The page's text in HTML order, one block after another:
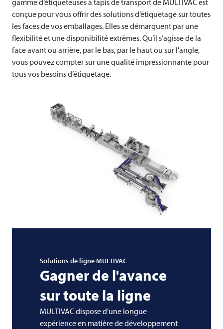
conçue pour vous offrir des solutions d’étiquetage sur toutes
les faces de vos emballages. Elles se démarquent par une
flexibilité et une disponibilité extrêmes. Qu’il s’agisse de la
face avant ou arrière, par le bas, par le haut ou sur l'angle,
vous pouvez compter sur une qualité impressionnante pour
tous vos besoins d’étiquetage.
Solutions de ligneMULTIVAC
Gagner de l'avance
sur toute la ligne
MULTIVACdispose d’une longue
expérience en matière de développement